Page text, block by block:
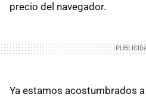
precio del navegador.
Ya estamos acostumbrados